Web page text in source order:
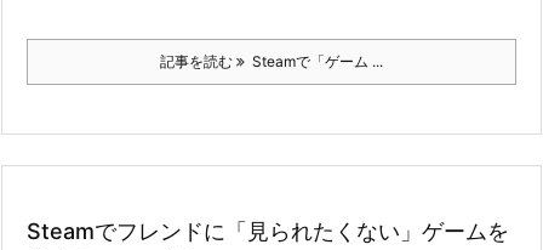
記事を読む Steamで「ゲーム ...
Steamでフレンドに「見られたくない」ゲームを